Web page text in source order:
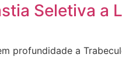
Seletiva a
profundidade a